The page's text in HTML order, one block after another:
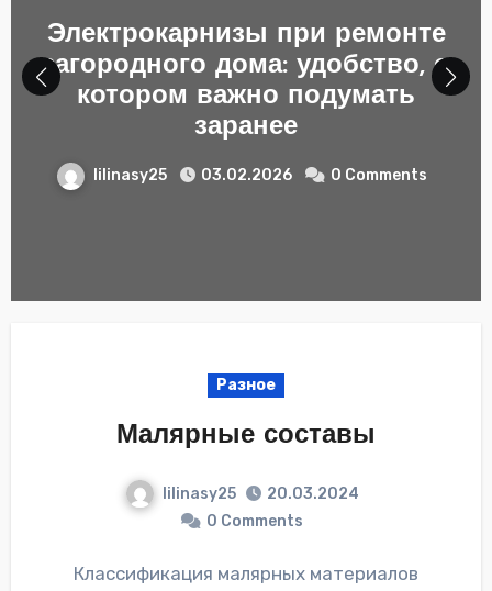
Электрокарнизы при ремонте
загородного дома: удобство, о
котором важно подумать
заранее
lilinasy25 03.02.2026 0 Comments
Разное
Малярные составы
lilinasy25
20.03.2024
0 Comments
Классификация малярных материалов